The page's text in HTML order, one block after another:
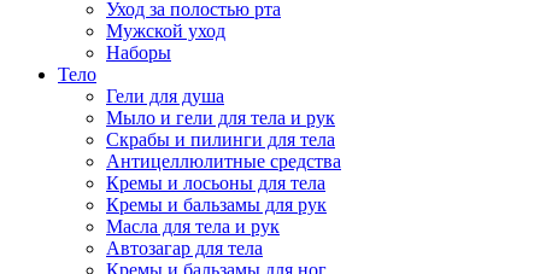
Уход за полостью рта
Мужской уход
Наборы
Тело
Гели для душа
Мыло и гели для тела и рук
Скрабы и пилинги для тела
Антицеллюлитные средства
Кремы и лосьоны для тела
Кремы и бальзамы для рук
Масла для тела и рук
Автозагар для тела
Кремы и бальзамы для ног